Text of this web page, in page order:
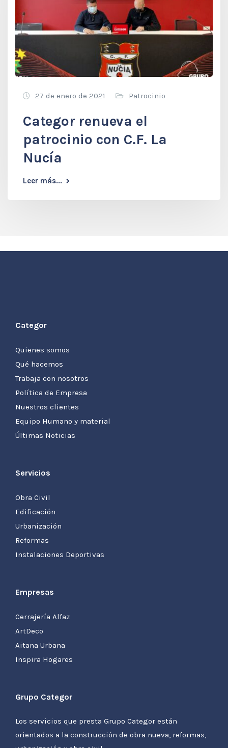
27 de enero de 2021 Patrocinio
Categor renueva el
patrocinio con C.F. La
Nucía
Leer más...
Categor
Quienes somos
Qué hacemos
Trabaja con nosotros
Política de Empresa
Nuestros clientes
Equipo Humano y material
Últimas Noticias
Servicios
Obra Civil
Edificación
Urbanización
Reformas
Instalaciones Deportivas
Empresas
Cerrajería Alfaz
ArtDeco
Aitana Urbana
Inspira Hogares
Grupo Categor
Los servicios que presta Grupo Categor están
orientados a la construcción de obra nueva, reformas,